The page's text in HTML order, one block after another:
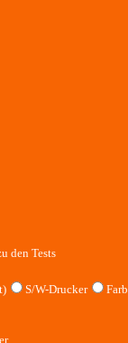
den Tests
S/W-Drucker